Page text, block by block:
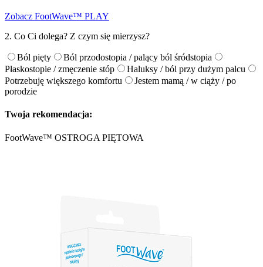
Zobacz FootWave™ PLAY
2. Co Ci dolega? Z czym się mierzysz?
Ból pięty
Ból przodostopia / palący ból śródstopia
Płaskostopie / zmęczenie stóp
Haluksy / ból przy dużym palcu
Potrzebuję większego komfortu
Jestem mamą / w ciąży / po
porodzie
Twoja rekomendacja:
FootWave™ OSTROGA PIĘTOWA